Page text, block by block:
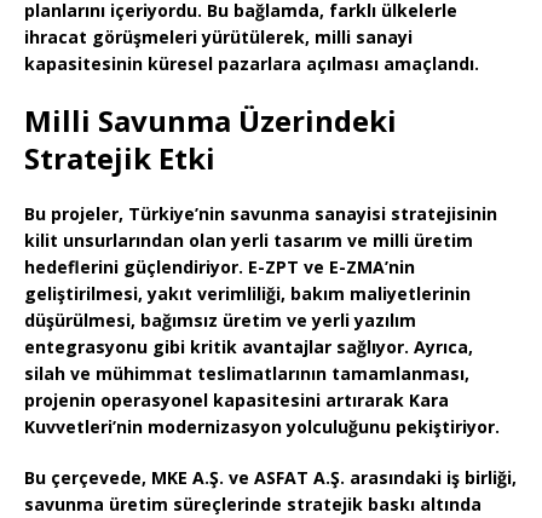
planlarını içeriyordu. Bu bağlamda, farklı ülkelerle
ihracat görüşmeleri yürütülerek, milli sanayi
kapasitesinin küresel pazarlara açılması amaçlandı.
Milli Savunma Üzerindeki
Stratejik Etki
Bu projeler, Türkiye’nin savunma sanayisi stratejisinin
kilit unsurlarından olanyerli tasarım ve milli üretim
hedeflerini güçlendiriyor. E-ZPT ve E-ZMA’nin
geliştirilmesi,yakıt verimliliği, bakım maliyetlerinin
düşürülmesi, bağımsız üretim veyerli yazılım
entegrasyonu gibi kritik avantajlar sağlıyor. Ayrıca,
silah ve mühimmat teslimatlarının tamamlanması,
projenin operasyonel kapasitesini artırarak Kara
Kuvvetleri’nin modernizasyon yolculuğunu pekiştiriyor.
Bu çerçevede, MKE A.Ş. ve ASFAT A.Ş. arasındaki iş birliği,
savunma üretim süreçlerinde stratejik baskı altında